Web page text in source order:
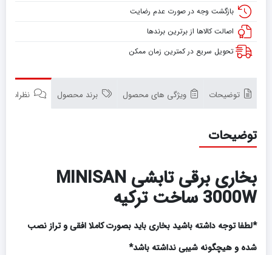
بازگشت وجه در صورت عدم رضایت
اصالت کالاها از برترین برندها
تحویل سریع در کمترین زمان ممکن
توضیحات ویژگی های محصول برند محصول نظرات (2)
توضیحات
بخاری برقی تابشی MINISAN
3000W ساخت ترکیه
*لطفا توجه داشته باشید بخاری باید بصورت کاملا افقی و تراز نصب
شده و هیچگونه شیبی نداشته باشد*